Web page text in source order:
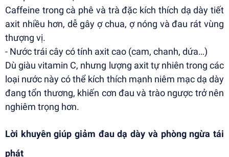
Caffeine trong cà phê và trà đặc kích thích dạ dày tiết
axit nhiều hơn, dễ gây ợ chua, ợ nóng và đau rát vùng
thượng vị.
- Nước trái cây có tính axit cao (cam, chanh, dứa…)
Dù giàu vitamin C, nhưng lượng axit tự nhiên trong các
loại nước này có thể kích thích mạnh niêm mạc dạ dày
đang tổn thương, khiến cơn đau và trào ngược trở nên
nghiêm trọng hơn.
Lời khuyên giúp giảm đau dạ dày và phòng ngừa tái
phát